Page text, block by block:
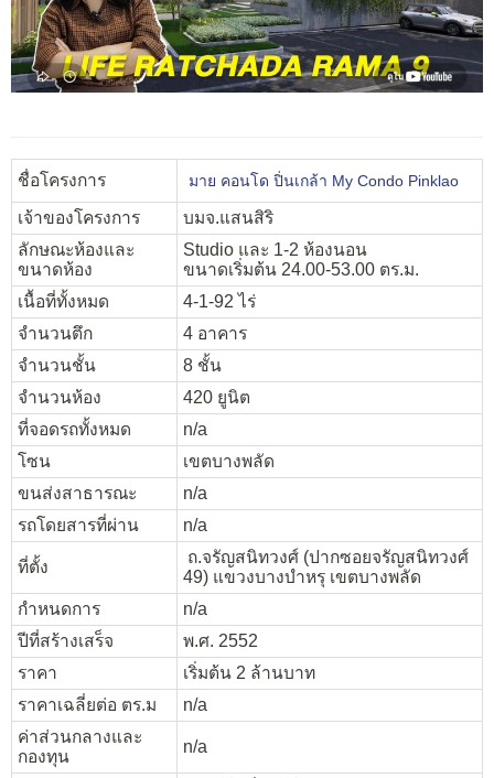
ชื่อโครงการ มาย คอนโด ปิ่นเกล้า My Condo Pinklao
เจ้าของโครงการ
บมจ.แสนสิริ
ลักษณะห้องและ
ขนาดห้อง
Studio และ 1-2 ห้องนอน
ขนาดเริ่มต้น 24.00-53.00 ตร.ม.
เนื้อที่ทั้งหมด
4-1-92 ไร่
จำนวนตึก
4 อาคาร
จำนวนชั้น
8 ชั้น
จำนวนห้อง
420 ยูนิต
ที่จอดรถทั้งหมด
n/a
โซน
เขตบางพลัด
ขนส่งสาธารณะ
n/a
รถโดยสารที่ผ่าน
n/a
ที่ตั้ง
ถ.จรัญสนิทวงศ์ (ปากซอยจรัญสนิทวงศ์
49) แขวงบางบำหรุ เขตบางพลัด
กำหนดการ
n/a
ปีที่สร้างเสร็จ
พ.ศ. 2552
ราคา
เริ่มต้น 2 ล้านบาท
ราคาเฉลี่ยต่อ ตร.ม
n/a
ค่าส่วนกลางและ
กองทุน
n/a